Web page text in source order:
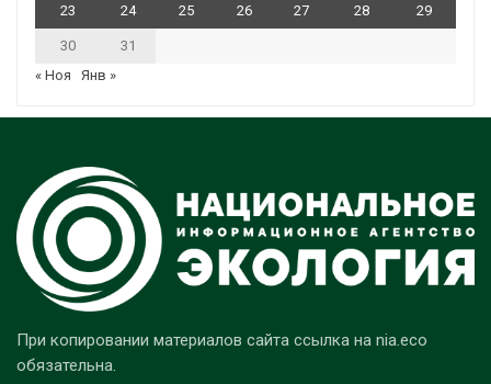
23 24 25 26 27 28 29
30
31
« Ноя
Янв »
При копировании материалов сайта ссылка на nia.eco
обязательна.